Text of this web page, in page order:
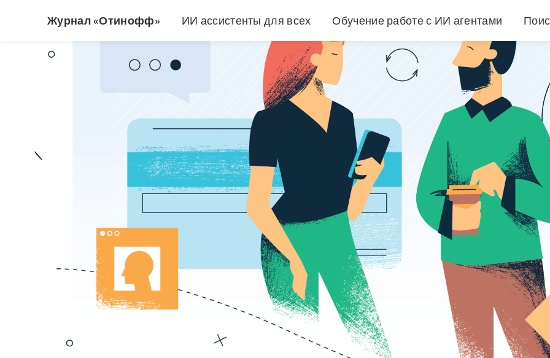
Журнал «Отинофф» ИИ ассистенты для всех Обучение работе с ИИ агентами